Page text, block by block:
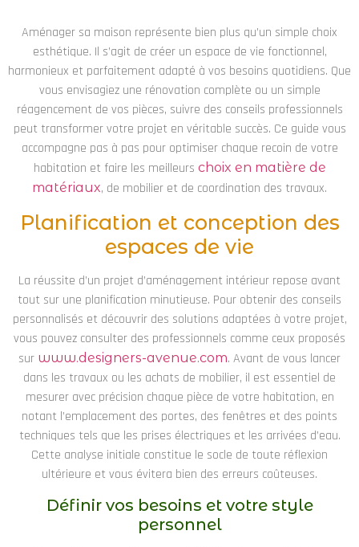
Aménager sa maison représente bien plus qu’un simple choix
esthétique. Il s’agit de créer un espace de vie fonctionnel,
harmonieux et parfaitement adapté à vos besoins quotidiens. Que
vous envisagiez une rénovation complète ou un simple
réagencement de vos pièces, suivre des conseils professionnels
peut transformer votre projet en véritable succès. Ce guide vous
accompagne pas à pas pour optimiser chaque recoin de votre
habitation et faire les meilleurs choix en matière de
matériaux, de mobilier et de coordination des travaux.
Planification et conception des
espaces de vie
La réussite d’un projet d’aménagement intérieur repose avant
tout sur une planification minutieuse. Pour obtenir des conseils
personnalisés et découvrir des solutions adaptées à votre projet,
vous pouvez consulter des professionnels comme ceux proposés
sur www.designers-avenue.com. Avant de vous lancer
dans les travaux ou les achats de mobilier, il est essentiel de
mesurer avec précision chaque pièce de votre habitation, en
notant l’emplacement des portes, des fenêtres et des points
techniques tels que les prises électriques et les arrivées d’eau.
Cette analyse initiale constitue le socle de toute réflexion
ultérieure et vous évitera bien des erreurs coûteuses.
Définir vos besoins et votre style
personnel